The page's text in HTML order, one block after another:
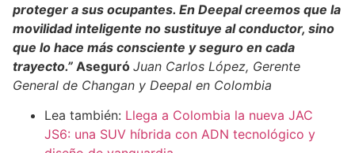
proteger a sus ocupantes. En Deepal creemos que la
movilidad inteligente no sustituye al conductor, sino
que lo hace más consciente y seguro en cada
trayecto.” Aseguró Juan Carlos López, Gerente
General de Changan y Deepal en Colombia
Lea también: Llega a Colombia la nueva JAC
JS6: una SUV híbrida con ADN tecnológico y